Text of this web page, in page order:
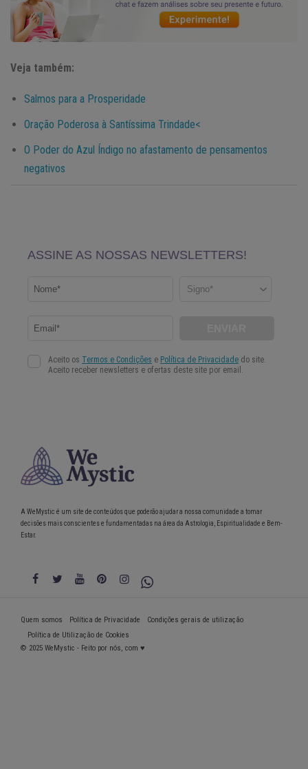
Veja também:
Salmos para a Prosperidade
Oração Poderosa à Santíssima Trindade<
O Poder do Azul Índigo no afastamento de pensamentos
negativos
A WeMystic é um site de conteúdos que poderão ajudar a nossa comunidade a tomar
decisões mais conscientes e fundamentadas na área da Astrologia, Espiritualidade e Bem-
Estar.
Quem somos Política de Privacidade
Condições gerais de utilização
Política de Utilização de Cookies
© 2025 WeMystic - Feito por nós, com ♥